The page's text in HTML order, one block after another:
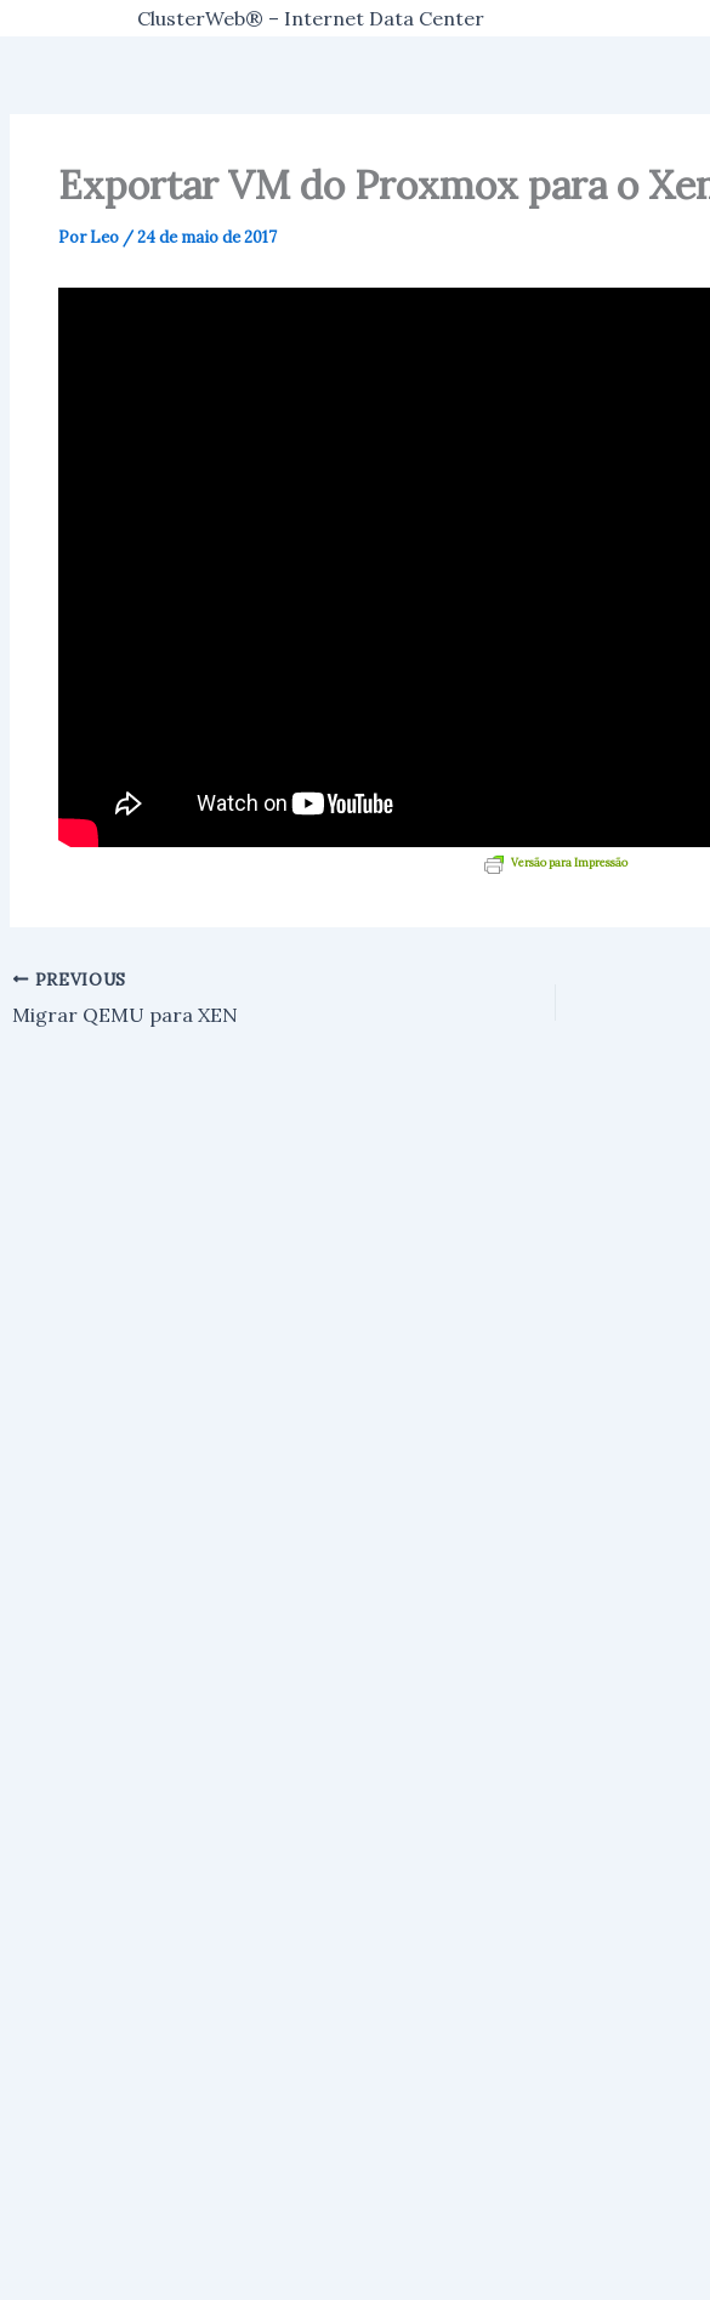
ClusterWeb® – Internet Data Center
Exportar VM do Proxmox para o
PorLeo /24 de maio de 2017
Versão para Impressão
PREVIOUS
Migrar QEMU para XEN